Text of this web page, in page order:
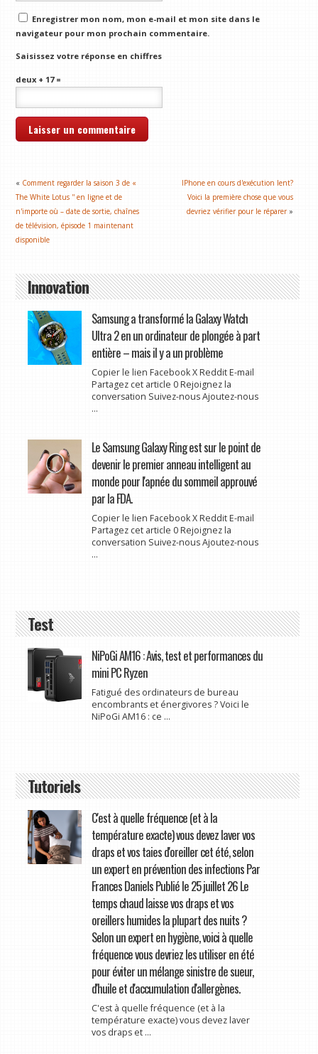
Enregistrer mon nom, mon e-mail et mon site dans le
navigateur pour mon prochain commentaire.
Saisissez votre réponse en chiffres
deux + 17 =
« Comment regarder la saison 3 de «
The White Lotus '' en ligne et de
n'importe où – date de sortie, chaînes
de télévision, épisode 1 maintenant
disponible
IPhone en cours d'exécution lent?
Voici la première chose que vous
devriez vérifier pour le réparer »
Innovation
Samsung a transformé la Galaxy Watch
Ultra 2 en un ordinateur de plongée à part
entière – mais il y a un problème
Copier le lien Facebook X Reddit E-mail
Partagez cet article 0 Rejoignez la
conversation Suivez-nous Ajoutez-nous
...
Le Samsung Galaxy Ring est sur le point de
devenir le premier anneau intelligent au
monde pour l'apnée du sommeil approuvé
par la FDA.
Copier le lien Facebook X Reddit E-mail
Partagez cet article 0 Rejoignez la
conversation Suivez-nous Ajoutez-nous
...
Test
NiPoGi AM16 : Avis, test et performances du
mini PC Ryzen
Fatigué des ordinateurs de bureau
encombrants et énergivores ? Voici le
NiPoGi AM16 : ce ...
Tutoriels
C'est à quelle fréquence (et à la
température exacte) vous devez laver vos
draps et vos taies d'oreiller cet été, selon
un expert en prévention des infections Par
Frances Daniels Publié le 25 juillet 26 Le
temps chaud laisse vos draps et vos
oreillers humides la plupart des nuits ?
Selon un expert en hygiène, voici à quelle
fréquence vous devriez les utiliser en été
pour éviter un mélange sinistre de sueur,
d'huile et d'accumulation d'allergènes.
C'est à quelle fréquence (et à la
température exacte) vous devez laver
vos draps et ...